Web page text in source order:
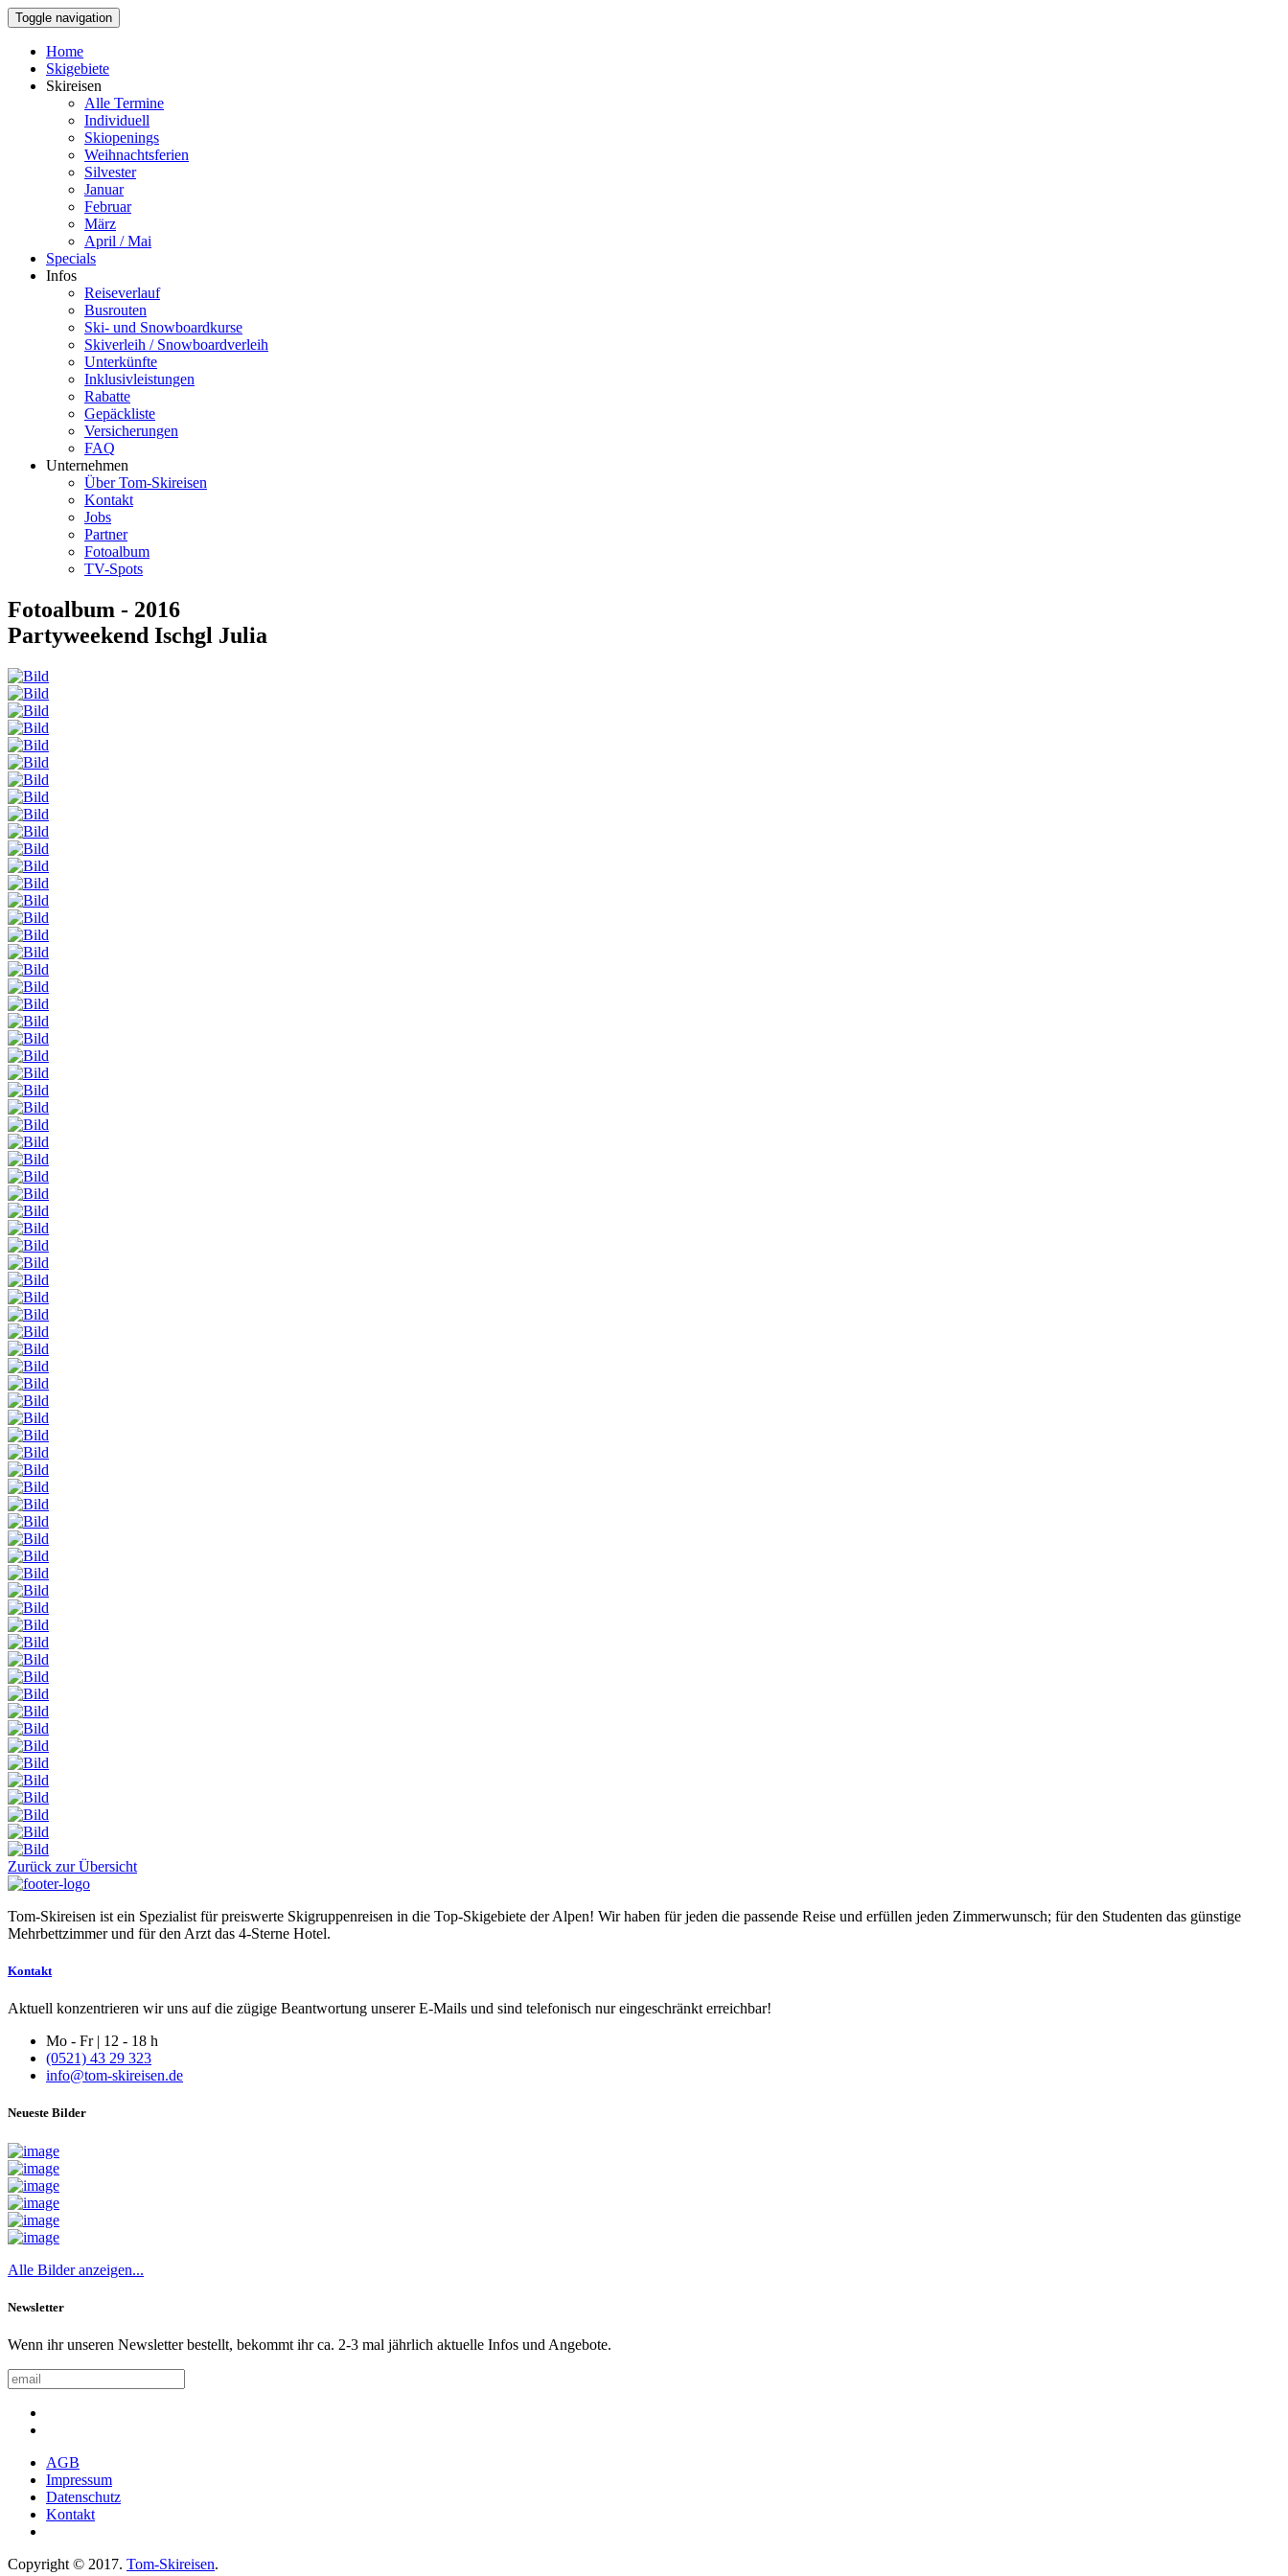
Toggle navigation
Home
Skigebiete
Skireisen
Alle Termine
Individuell
Skiopenings
Weihnachtsferien
Silvester
Januar
Februar
März
April / Mai
Specials
Infos
Reiseverlauf
Busrouten
Ski- und Snowboardkurse
Skiverleih / Snowboardverleih
Unterkünfte
Inklusivleistungen
Rabatte
Gepäckliste
Versicherungen
FAQ
Unternehmen
Über Tom-Skireisen
Kontakt
Jobs
Partner
Fotoalbum
TV-Spots
Fotoalbum - 2016
Partyweekend Ischgl Julia
Zurück zur Übersicht
Tom-Skireisen ist ein Spezialist für preiswerte Skigruppenreisen in die Top-Skigebiete der Alpen! Wir haben für jeden die passende Reise und erfüllen jeden Zimmerwunsch; für den Studenten das günstige
Mehrbettzimmer und für den Arzt das 4-Sterne Hotel.
Kontakt
Aktuell konzentrieren wir uns auf die zügige Beantwortung unserer E-Mails und sind telefonisch nur eingeschränkt erreichbar!
Mo - Fr | 12 - 18 h
(0521) 43 29 323
info@tom-skireisen.de
Neueste Bilder
Alle Bilder anzeigen...
Newsletter
Wenn ihr unseren Newsletter bestellt, bekommt ihr ca. 2-3 mal jährlich aktuelle Infos und Angebote.
AGB
Impressum
Datenschutz
Kontakt
Copyright © 2017. Tom-Skireisen.